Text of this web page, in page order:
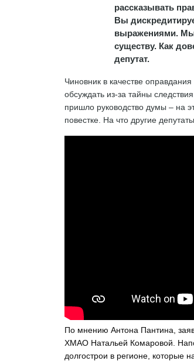
рассказывать
Вы
выражениями. Мы
существу. Как
депутат.
Чиновник в качестве
обсуждать из-за тайны
пришло руководство думы – на
повестке. На что другие
По мнению Антона Пантина,
ХМАО Натальей Комаровой.
долгострои в регионе, которые